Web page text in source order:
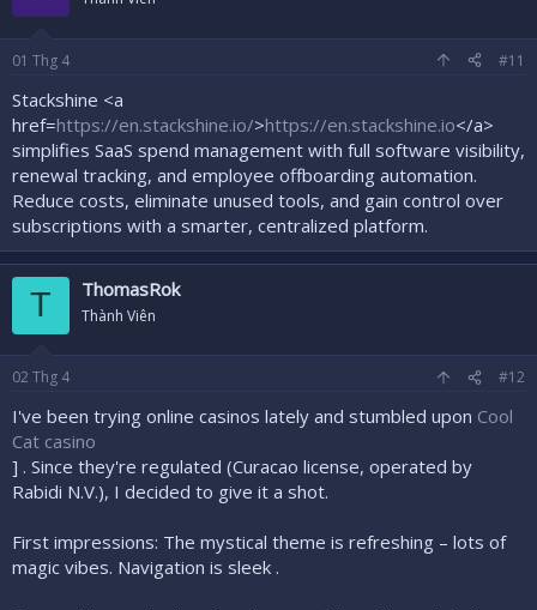
01 Thg 4 #11
Stackshine <a
href=https://en.stackshine.io/>https://en.stackshine.io</a>
simplifies SaaS spend management with full software visibility,
renewal tracking, and employee offboarding automation.
Reduce costs, eliminate unused tools, and gain control over
subscriptions with a smarter, centralized platform.
T ThomasRok
Thành Viên
02 Thg 4 #12
I've been trying online casinos lately and stumbled upon Cool
Cat casino
] . Since they're regulated (Curacao license, operated by
Rabidi N.V.), I decided to give it a shot.
First impressions: The mystical theme is refreshing – lots of
magic vibes. Navigation is sleek .